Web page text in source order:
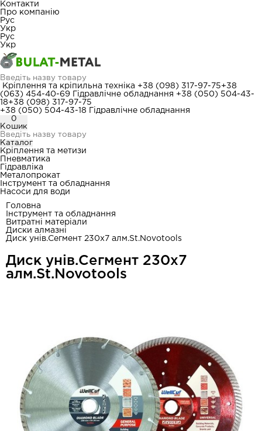
Контакти
Про компанію
Рус
Укр
Рус
Укр
Кріплення та кріпильна техніка +38 (098) 317-97-75+38
(063) 454-40-69
Гідравлічне обладнання +38 (050) 504-43-
18+38 (098) 317-97-75
+38 (050) 504-43-18
Гідравлічне обладнання
0
Кошик
Каталог
Кріплення та метизи
Пневматика
Гідравліка
Металопрокат
Інструмент та обладнання
Насоси для води
Головна
Інструмент та обладнання
Витратні матеріали
Диски алмазні
Диск унів.Сегмент 230х7 алм.St.Novotools
Диск унів.Сегмент 230х7
алм.St.Novotools